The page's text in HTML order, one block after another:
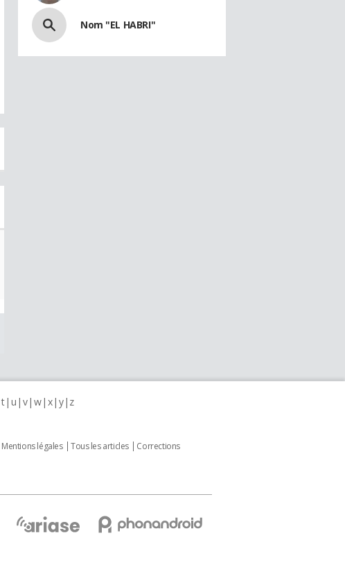
Nom "EL HABRI"
t u v w x y z
Mentions légales Tous les articles
Corrections